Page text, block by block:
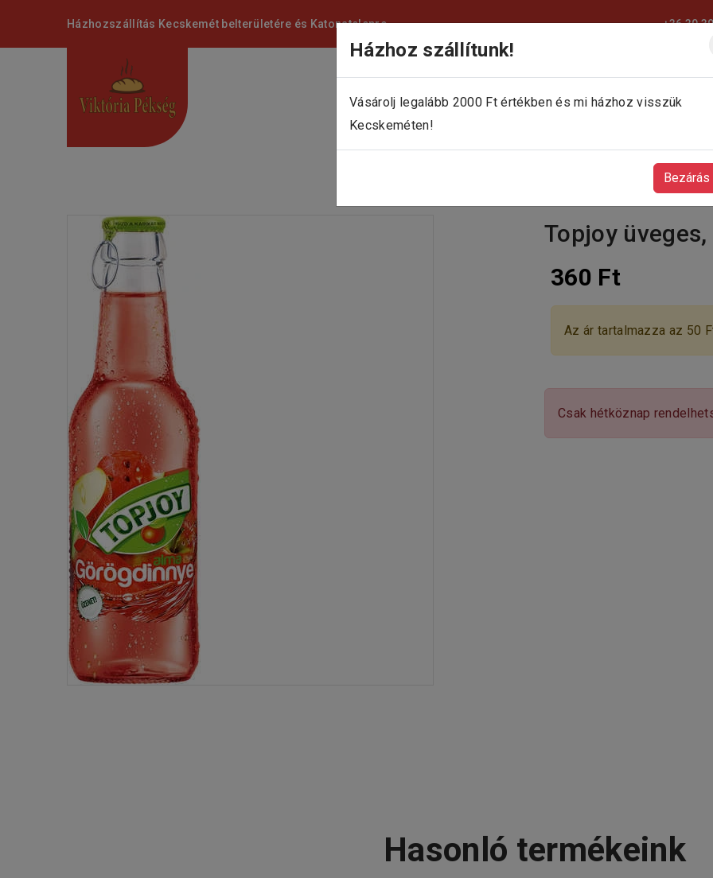
Házhoz szállítunk!
Vásárolj legalább 2000 Ft értékben és mi házhoz visszük
Kecskeméten!
Bezárás
Házhozszállítás Kecskemét belterületére és Katonatelepre +36 30
Topjoy
360 Ft
Az ár tartalmazza az 50
Csak hétköznap
Hasonló termékeink